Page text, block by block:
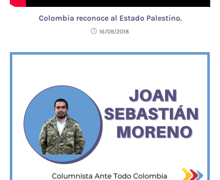
Colombia reconoce al Estado Palestino.
16/09/2018